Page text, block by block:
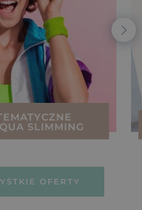
SLIMMING
OFERTY